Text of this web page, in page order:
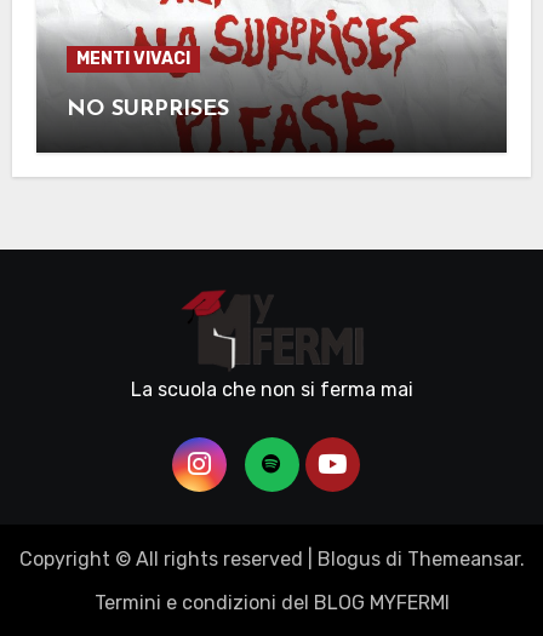
MENTI VIVACI
NO SURPRISES
La scuola che non si ferma mai
Copyright © All rights reserved Blogusdi Themeansar.
Termini e condizioni del BLOG MYFERMI